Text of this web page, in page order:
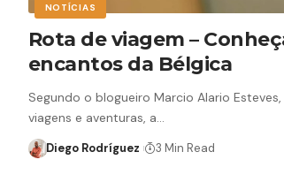
NOTÍCIAS
Rota de viagem –
encantos da Bélgica
Segundo o blogueiro Marcio Alario
viagens e aventuras, a…
Diego Rodríguez 3 Min Read